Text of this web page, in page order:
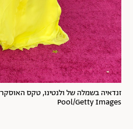
Pool/Getty Images